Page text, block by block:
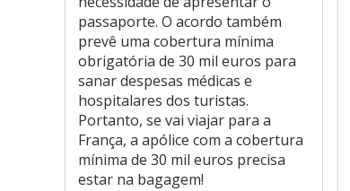
passaporte. O acordo também
prevê uma cobertura mínima
obrigatória de 30 mil euros para
sanar despesas médicas e
hospitalares dos turistas.
Portanto, se vai viajar para a
França, a apólice com a cobertura
mínima de 30 mil euros precisa
estar na bagagem!